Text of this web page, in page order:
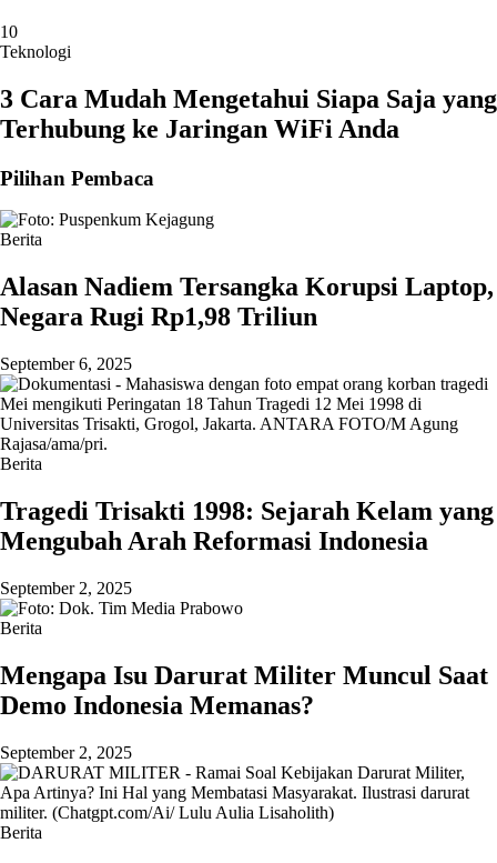
10
Teknologi
3 Cara Mudah Mengetahui Siapa Saja yang
Terhubung ke Jaringan WiFi Anda
Pilihan Pembaca
Berita
Alasan Nadiem Tersangka Korupsi Laptop,
Negara Rugi Rp1,98 Triliun
September 6, 2025
Berita
Tragedi Trisakti 1998: Sejarah Kelam yang
Mengubah Arah Reformasi Indonesia
September 2, 2025
Berita
Mengapa Isu Darurat Militer Muncul Saat
Demo Indonesia Memanas?
September 2, 2025
Berita